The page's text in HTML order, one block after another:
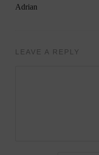
Adrian
LEAVE A REPLY